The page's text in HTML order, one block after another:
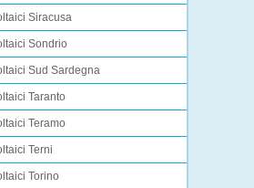
Siracusa
Sondrio
Sud Sardegna
Taranto
Teramo
Terni
Torino